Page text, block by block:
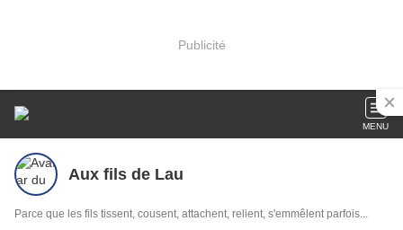
Publicité
MENU
Aux fils de Lau
Parce que les fils tissent, cousent, attachent, relient, s'emmêlent parfois...